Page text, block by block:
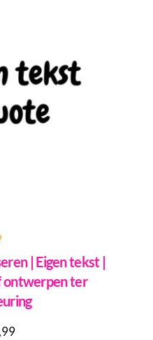
| Eigen tekst |
ontwerpen ter